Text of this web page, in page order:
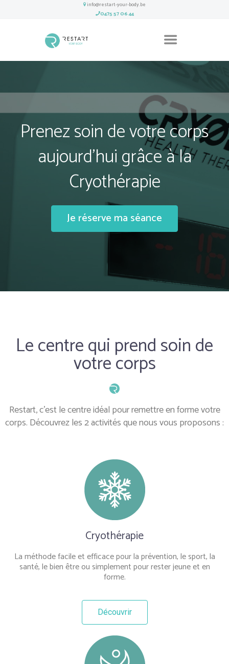
info@restart-your-body.be
0475 57 06 44
Prenez soin de votre corps
aujourd'hui grâce à la
Cryothérapie
Je réserve ma séance
Le centre qui prend soin de
votre corps
Restart, c’est le centre idéal pour remettre en forme votre
corps. Découvrez les 2 activités que nous vous proposons :
Cryothérapie
La méthode facile et efficace pour la prévention, le sport, la
santé, le bien être ou simplement pour rester jeune et en
forme.
Découvrir